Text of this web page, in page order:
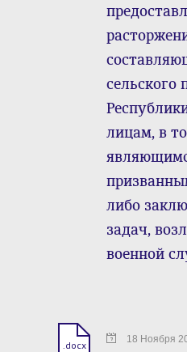
сельского
лицам, в
либо
задач,
военной
.docx 18 Ноября